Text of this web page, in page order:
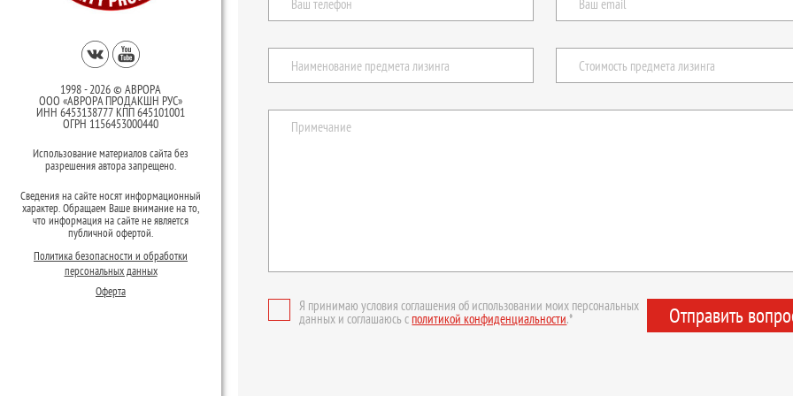
1998 - 2026 © АВРОРА
ООО «АВРОРА ПРОДАКШН РУС»
ИНН 6453138777 КПП 645101001
ОГРН 1156453000440
Использование материалов сайта без
разрешения автора запрещено.
Сведения на сайте носят информационный
характер. Обращаем Ваше внимание на то,
что информация на сайте не является
публичной офертой.
Политика безопасности и обработки
персональных данных
Оферта
Я принимаю условия соглашения об использовании моих персональных
данных и соглашаюсь сполитикой конфиденциальности.* Отправить